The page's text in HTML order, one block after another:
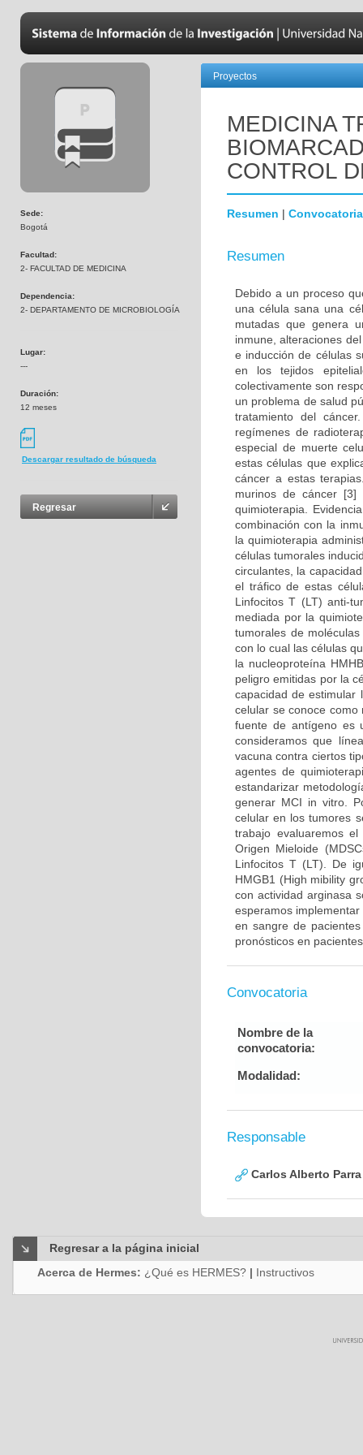
Sede:
Bogotá
Facultad:
2- FACULTAD DE MEDICINA
Dependencia:
2- DEPARTAMENTO DE MICROBIOLOGÍA
Lugar:
---
Duración:
12 meses
Descargar resultado de búsqueda
Regresar
Proyectos
MEDICINA
CONTROL
Resumen | Convocatoria
Resumen
Debido a un proceso
una célula sana una
mutadas que genera
inmune, alteraciones
e inducción de células
en los tejidos
colectivamente son
un problema de salud
tratamiento del
regímenes de
especial de muerte
estas células que
cáncer a estas
murinos de cáncer
quimioterapia.
combinación con la
la quimioterapia
células tumorales
circulantes, la
el tráfico de estas
Linfocitos T (LT) anti-
mediada por la
tumorales de
con lo cual las células
la nucleoproteína
peligro emitidas por la
capacidad de estimular
celular se conoce
fuente de antígeno es
consideramos que
vacuna contra ciertos
agentes de
estandarizar
generar MCI in vitro.
celular en los tumores
trabajo evaluaremos
Origen Mieloide
Linfocitos T (LT). De
HMGB1 (High mibility
con actividad arginasa
esperamos
en sangre de
pronósticos en
Convocatoria
Nombre de la
convocatoria:
Modalidad:
Responsable
Carlos Alberto
Regresar a la página inicial
Acerca de Hermes: ¿Qué es HERMES? | Instructivos